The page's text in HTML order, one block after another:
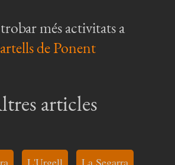
més activitats a
de Ponent
articles
L'Urgell La Segarra